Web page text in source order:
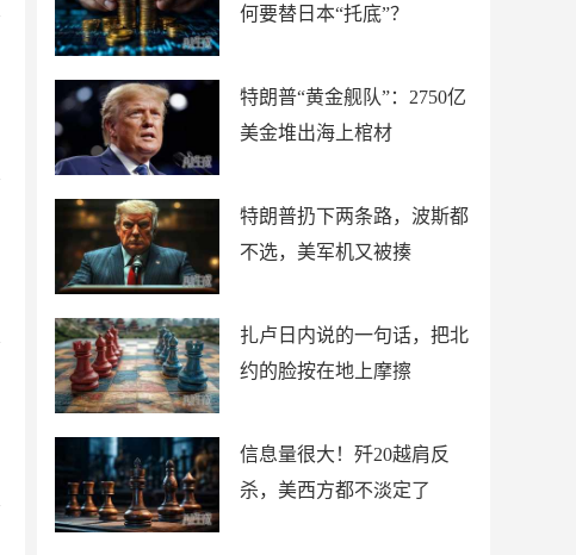
何要替日本“托底”？
特朗普“黄金舰队”：2750亿
美金堆出海上棺材
特朗普扔下两条路，波斯都
不选，美军机又被揍
扎卢日内说的一句话，把北
约的脸按在地上摩擦
信息量很大！歼20越肩反
杀，美西方都不淡定了